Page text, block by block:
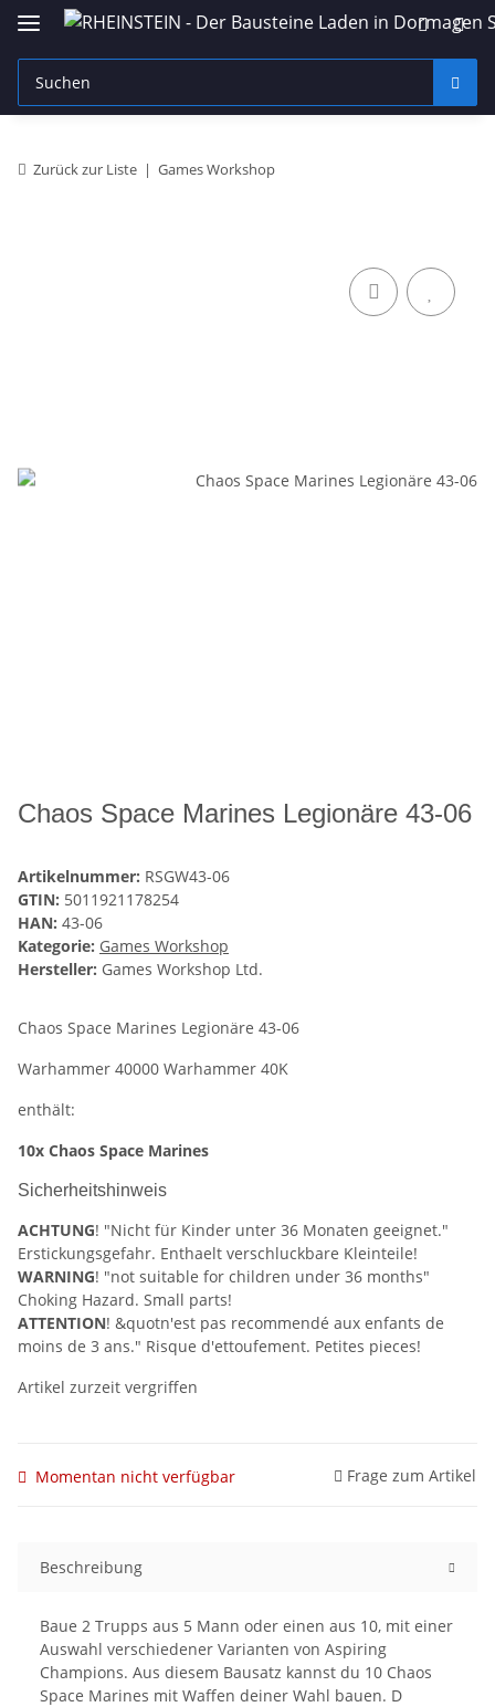
Zurück zur Liste Games Workshop
Chaos Space Marines Legionäre 43-06
Artikelnummer: RSGW43-06
GTIN: 5011921178254
HAN: 43-06
Kategorie: Games Workshop
Hersteller: Games Workshop Ltd.
Chaos Space Marines Legionäre 43-06
Warhammer 40000 Warhammer 40K
enthält:
10x Chaos Space Marines
Sicherheitshinweis
ACHTUNG! "Nicht für Kinder unter 36 Monaten geeignet."
Erstickungsgefahr. Enthaelt verschluckbare Kleinteile!
WARNING! "not suitable for children under 36 months"
Choking Hazard. Small parts!
ATTENTION! &quotn'est pas recommendé aux enfants de
moins de 3 ans." Risque d'ettoufement. Petites pieces!
Artikel zurzeit vergriffen
Momentan nicht verfügbar Frage zum Artikel
Beschreibung
Baue 2 Trupps aus 5 Mann oder einen aus 10, mit einer
Auswahl verschiedener Varianten von Aspiring
Champions. Aus diesem Bausatz kannst du 10 Chaos
Space Marines mit Waffen deiner Wahl bauen. D